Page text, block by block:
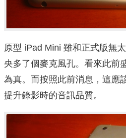
原型 iPad Mini 雖和正式版無
央多了個麥克風孔。看來此前
為真。而按照此前消息，這應
提升錄影時的音訊品質。